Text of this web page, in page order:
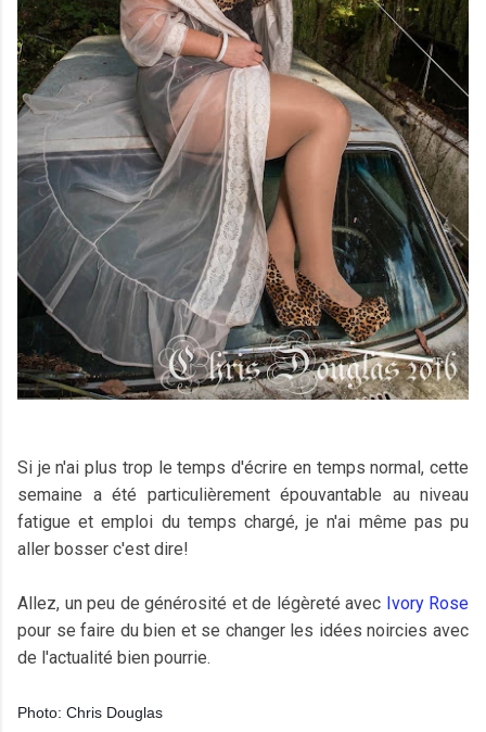
Si je n'ai plus trop le temps d'écrire en temps normal, cette
semaine a été particulièrement épouvantable au niveau
fatigue et emploi du temps chargé, je n'ai même pas pu
aller bosser c'est dire!
Allez, un peu de générosité et de légèreté avec Ivory Rose
pour se faire du bien et se changer les idées noircies avec
de l'actualité bien pourrie.
Photo: Chris Douglas